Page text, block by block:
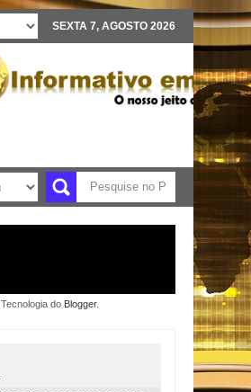
SEXTA 7, AGOSTO 2026
Tecnologia do Blogger.